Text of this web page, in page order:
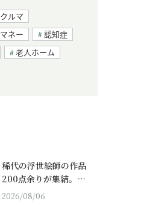
クルマ
マネー
認知症
老人ホーム
稀代の浮世絵師の作品
200点余りが集結。…
2026/08/06